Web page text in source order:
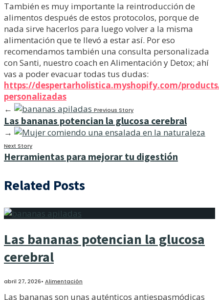
También es muy importante la reintroducción de
alimentos después de estos protocolos, porque de
nada sirve hacerlos para luego volver a la misma
alimentación que te llevó a estar así. Por eso
recomendamos también una consulta personalizada
con Santi, nuestro coach en Alimentación y Detox; ahí
vas a poder evacuar todas tus dudas:
https://despertarholistica.myshopify.com/
personalizadas
←
Previous Story
Las bananas potencian la glucosa cerebral
→
Next Story
Herramientas para mejorar tu digestión
Related Posts
Las bananas potencian la glucosa
cerebral
abril 27, 2026• Alimentación
Las bananas son unas auténticos antiespasmódicas